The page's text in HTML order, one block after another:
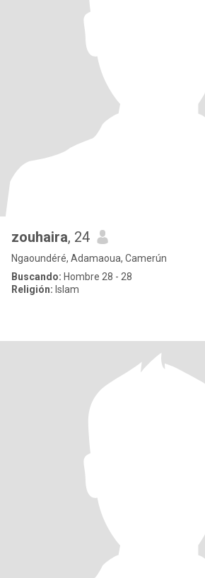
zouhaira, 24
Ngaoundéré, Adamaoua, Camerún
Buscando: Hombre 28 - 28
Religión: Islam